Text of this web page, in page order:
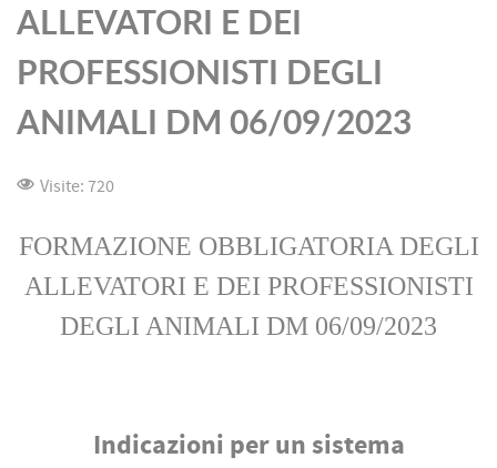
ALLEVATORI E DEI
PROFESSIONISTI DEGLI
ANIMALI DM 06/09/2023
Visite: 720
FORMAZIONE OBBLIGATORIA DEGLI
ALLEVATORI E DEI PROFESSIONISTI
DEGLI ANIMALI DM 06/09/2023
Indicazioni per un sistema